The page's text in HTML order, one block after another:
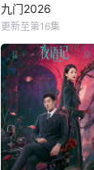
九门2026
更新至第16集